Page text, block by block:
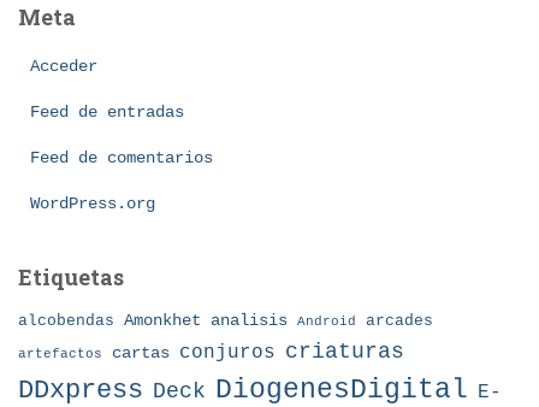
g
Meta
Acceder
Feed de entradas
Feed de comentarios
WordPress.org
Etiquetas
alcobendas Amonkhet analisis Android arcades
artefactos cartas conjuros criaturas
DDxpress Deck DiogenesDigital E-